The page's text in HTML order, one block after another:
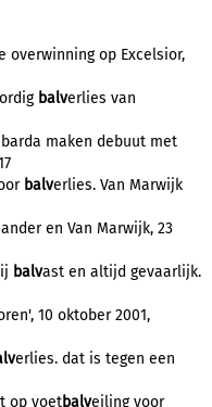
overwinning op Excelsior,
balverlies van
maken debuut met
balverlies. Van Marwijk
en Van Marwijk, 23
balvast en altijd gevaarlijk.
10 oktober 2001,
erlies. dat is tegen een
op voetbalveiling voor